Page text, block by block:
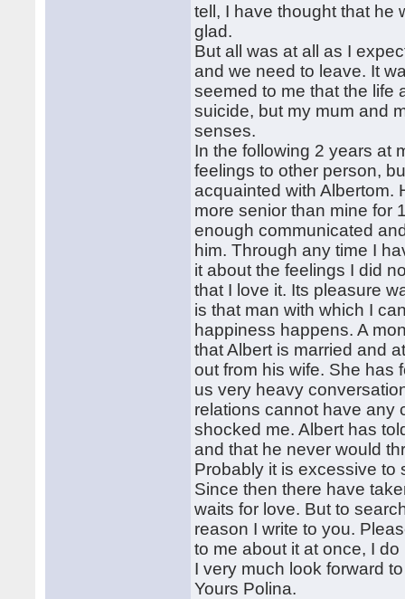
tell, I have thought that he
glad.
But all was at all as I
and we need to leave. It
seemed to me that the life
suicide, but my mum and
senses.
In the following 2 years at
feelings to other person,
acquainted with Albertom.
more senior than mine for
enough communicated
him. Through any time I
it about the feelings I did
that I love it. Its pleasure
is that man with which I
happiness happens. A
that Albert is married and
out from his wife. She has
us very heavy
relations cannot have any
shocked me. Albert has
and that he never would
Probably it is excessive to
Since then there have
waits for love. But to
reason I write to you.
to me about it at once, I
I very much look forward
Yours Polina.